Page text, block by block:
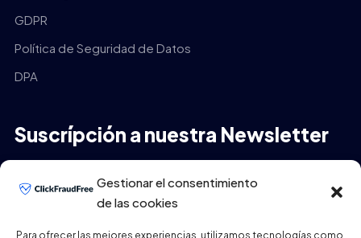
Gestionar el consentimiento
de las cookies
Para ofrecer las mejores experiencias, utilizamos tecnologías como
GDPR
Política de Seguridad de Datos
DPA
Suscrípción a nuestra Newsletter